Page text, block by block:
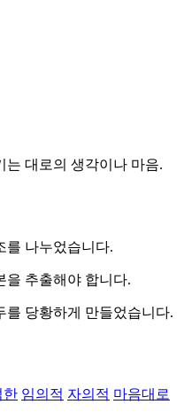
는 대로의 생각이나 마음.
를 나누었습니다.
을 추출해야 합니다.
를 당황하게 만들었습니다.
한 임의적 자의적 마음대로